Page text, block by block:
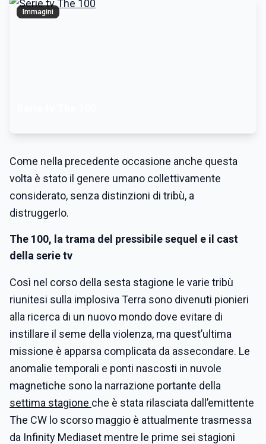
Immagini
Come nella precedente occasione anche questa
volta è stato il genere umano collettivamente
considerato, senza distinzioni di tribù, a
distruggerlo.
The 100, la trama del pressibile sequel e il cast
della serie tv
Così nel corso della sesta stagione le varie tribù
riunitesi sulla implosiva Terra sono divenuti pionieri
alla ricerca di un nuovo mondo dove evitare di
instillare il seme della violenza, ma quest’ultima
missione è apparsa complicata da assecondare. Le
anomalie temporali e ponti nascosti in nuvole
magnetiche sono la narrazione portante della
settima stagione che è stata rilasciata dall’emittente
The CW lo scorso maggio è attualmente trasmessa
da Infinity Mediaset mentre le prime sei stagioni